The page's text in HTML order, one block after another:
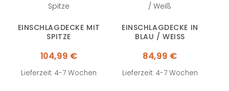
EINSCHLAGDECKE MIT
SPITZE
104,99 €
Lieferzeit: 4-7 Wochen
EINSCHLAGDECKE IN
BLAU / WEISS
84,99 €
Lieferzeit: 4-7 Wochen